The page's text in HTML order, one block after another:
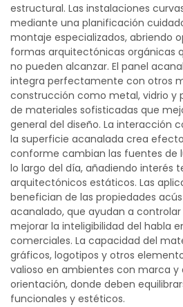
estructural. Las instalaciones
mediante una planificación
montaje especializados, abriendo
formas arquitectónicas orgánicas
no pueden alcanzar. El panel
integra perfectamente con otros
construcción como metal, vidrio y
de materiales sofisticadas que
general del diseño. La interacción
la superficie acanalada crea
conforme cambian las fuentes de
lo largo del día, añadiendo interés
arquitectónicos estáticos. Las
benefician de las propiedades
acanalado, que ayudan a
mejorar la inteligibilidad del habla
comerciales. La capacidad del
gráficos, logotipos y otros
valioso en ambientes con marca y
orientación, donde deben
funcionales y estéticos.